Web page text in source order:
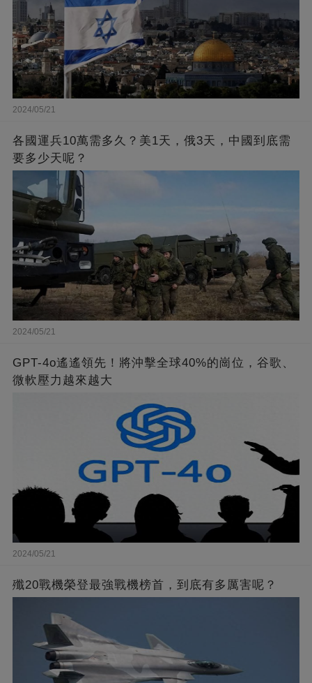
2024/05/21
各國運兵10萬需多久？美1天，俄3天，中國到底需
要多少天呢？
2024/05/21
GPT-4o遙遙領先！將沖擊全球40%的崗位，谷歌、
微軟壓力越來越大
2024/05/21
殲20戰機榮登最強戰機榜首，到底有多厲害呢？